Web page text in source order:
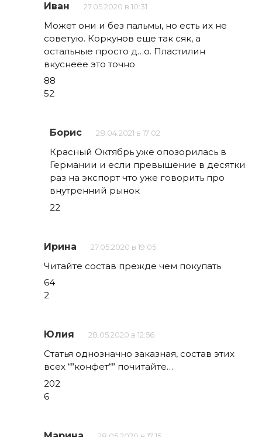
Иван 27.05.2020 в 10:31
Может они и без пальмы, но есть их не
советую. Коркунов еще так сяк, а
остальные просто д…о. Пластилин
вкуснеее это точно
88
52
Борис 28.04.2021 в 17:02
Красный Октябрь уже опозорилась в
Германии и если превышение в десятки
раз на экспорт что уже говорить про
внутренний рынок
22
Ирина 27.05.2020 в 19:05
Читайте состав прежде чем покупать
64
2
Юлия 28.05.2020 в 12:56
Статья однозначно заказная, состав этих
всех “”конфет“” почитайте…
202
6